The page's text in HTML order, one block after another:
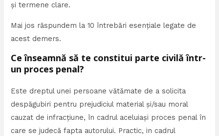
și termene clare.
Mai jos răspundem la 10 întrebări esențiale legate de
acest demers.
Ce înseamnă să te constitui parte civilă într-
un proces penal?
Este dreptul unei persoane vătămate de a solicita
despăgubiri pentru prejudiciul material și/sau moral
cauzat de infracțiune, în cadrul aceluiași proces penal în
care se judecă fapta autorului. Practic, in cadrul